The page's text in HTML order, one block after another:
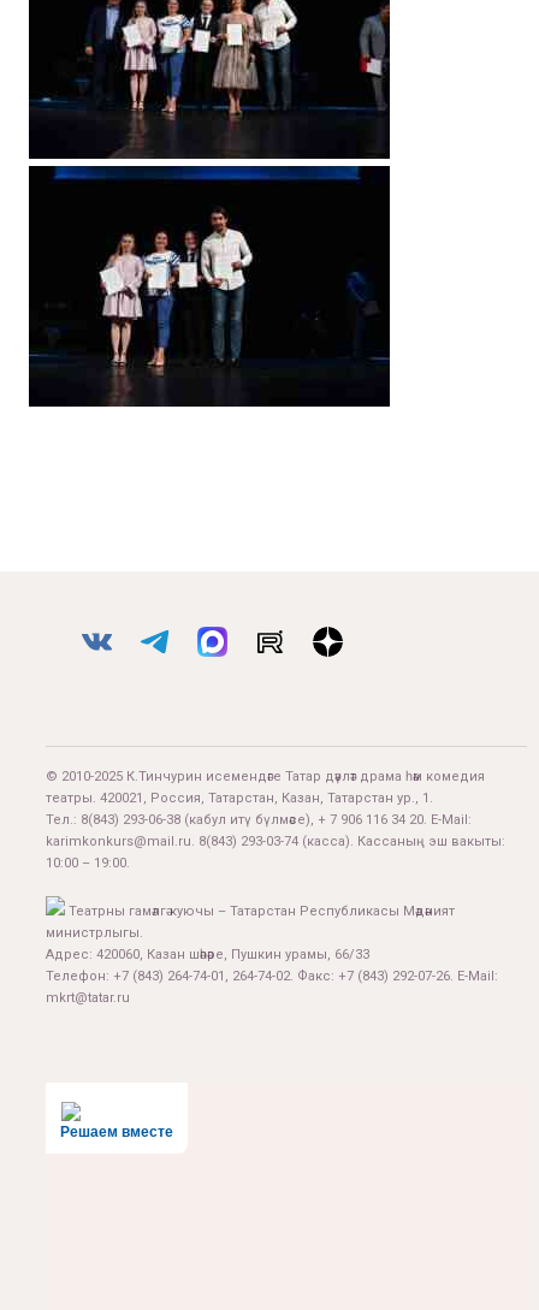
© 2010-2025 К.Тинчурин исемендәге Татар дәүләт драма һәм комедия
театры. 420021, Россия, Татарстан, Казан, Татарстан ур., 1.
Тел.: 8(843) 293-06-38 (кабул итү бүлмәсе), + 7 906 116 34 20. E-Mail:
karimkonkurs@mail.ru. 8(843) 293-03-74 (касса). Кассаның эш вакыты:
10:00 – 19:00.
Театрны гамәлгә куючы – Татарстан Республикасы Мәдәният
министрлыгы.
Адрес: 420060, Казан шәһәре, Пушкин урамы, 66/33
Телефон: +7 (843) 264-74-01, 264-74-02. Факс: +7 (843) 292-07-26. E-Mail:
mkrt@tatar.ru
Решаем вместе